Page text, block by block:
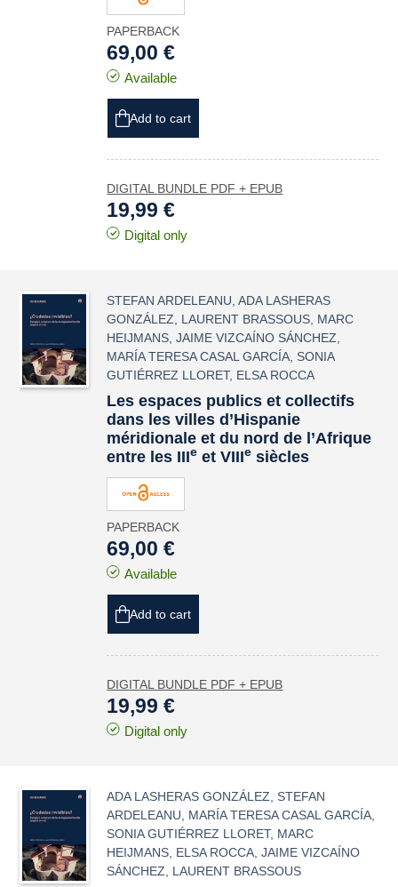
PAPERBACK
69,00 €
Available
Add to cart
DIGITAL BUNDLE PDF + EPUB
19,99 €
Digital only
STEFAN ARDELEANU ,ADA LASHERAS
GONZÁLEZ
LAURENT BRASSOUS MARC
HEIJMANS ,JAIME VIZCAÍNO SÁNCHEZ
MARÍA TERESA CASAL GARCÍA SONIA
GUTIÉRREZ LLORET, ELSA ROCCA
Les espaces publics et collectifs
dans les villes d’Hispanie
méridionale et du nord de l’Afrique
entre les IIIe et VIIIe siècles
PAPERBACK
69,00 €
Available
Add to cart
DIGITAL BUNDLE PDF + EPUB
19,99 €
Digital only
ADA LASHERAS GONZÁLEZ
STEFAN
ARDELEANU
MARÍA TERESA CASAL GARCÍA
SONIA GUTIÉRREZ LLORET, MARC
HEIJMANS ELSA ROCCA ,JAIME VIZCAÍNO
SÁNCHEZ
LAURENT BRASSOUS